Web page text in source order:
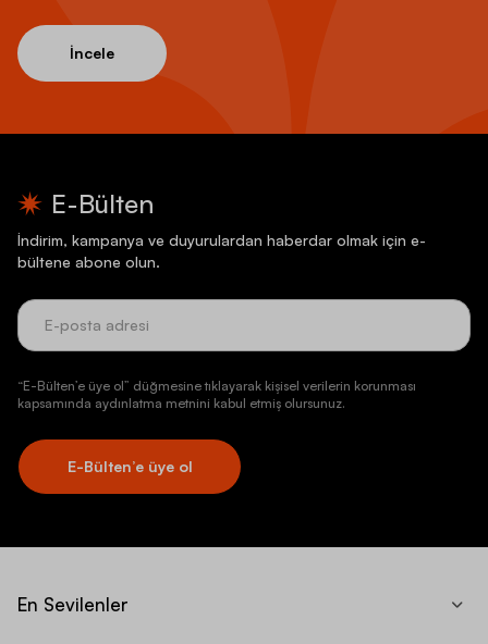
İncele
E-Bülten
İndirim, kampanya ve duyurulardan haberdar olmak için e-
bültene abone olun.
“E-Bülten’e üye ol” düğmesine tıklayarak kişisel verilerin korunması
kapsamında aydınlatma metnini kabul etmiş olursunuz.
E-Bülten’e üye ol
En Sevilenler